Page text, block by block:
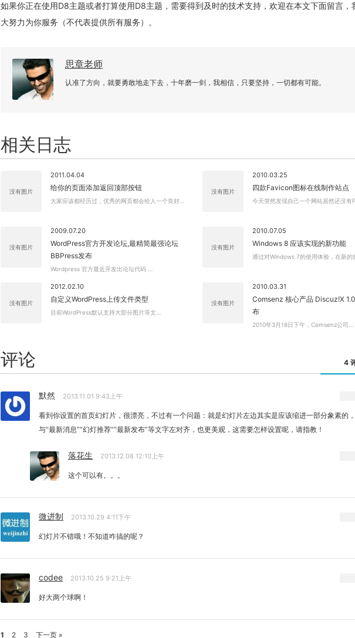
如果你正在使用D8主题或者打算使用D8主题，需要得到及时的技术支持，欢迎在本文下面留言，
大努力为你服务（不代表提供所有服务）。
思章老师
认准了方向，就要勇敢地走下去，十年磨一剑，我相信，只要坚持，一切都有可能。
相关日志
没有图片
2011.04.04
给你的页面添加返回顶部按钮
大家应该都经历过，优秀的网页都会给人一个良好…
没有图片
2010.03.25
四款Favicon图标在线制作站点
今天突然发现自己一个网站居然还没
没有图片
2009.07.20
WordPress官方开发论坛,最精简最强论坛
BBPress发布
Wordpress 官方最近开发出论坛代码 …
没有图片
2010.07.05
Windows 8 应该实现的新功能
通过对Windows 7的使用体验，在新的
没有图片
2012.02.10
自定义WordPress上传文件类型
目前WordPress默认支持大部分图片等文…
没有图片
2010.03.31
Comsenz 核心产品 Discuz!X
布
2010年3月18日下午，Comsenz公司…
评论 4
默然 2013.11.01 9:43上午
看到你设置的首页幻灯片，很漂亮，不过有一个问题：就是幻灯片左边其实是应该缩进一部分象素的
与“最新消息”“幻灯推荐”“最新发布”等文字左对齐，也更美观，这需要怎样设置呢，请指教！
落花生 2013.12.08 12:10上午
这个可以有。。。
微进制 2013.10.29 4:11下午
幻灯片不错哦！不知道咋搞的呢？
codee 2013.10.25 9:21上午
好大两个球啊！
1 2 3 下一页 »